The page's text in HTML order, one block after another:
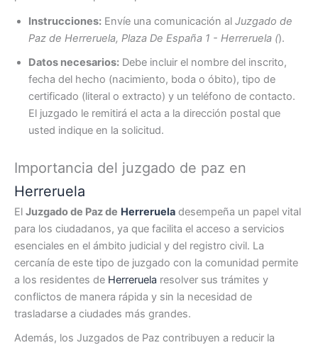
Instrucciones: Envíe una comunicación al Juzgado de
Paz de Herreruela, Plaza De España 1 - Herreruela ().
Datos necesarios: Debe incluir el nombre del inscrito,
fecha del hecho (nacimiento, boda o óbito), tipo de
certificado (literal o extracto) y un teléfono de contacto.
El juzgado le remitirá el acta a la dirección postal que
usted indique en la solicitud.
Importancia del juzgado de paz en
Herreruela
El Juzgado de Paz de Herreruela desempeña un papel vital
para los ciudadanos, ya que facilita el acceso a servicios
esenciales en el ámbito judicial y del registro civil. La
cercanía de este tipo de juzgado con la comunidad permite
a los residentes de Herreruela resolver sus trámites y
conflictos de manera rápida y sin la necesidad de
trasladarse a ciudades más grandes.
Además, los Juzgados de Paz contribuyen a reducir la